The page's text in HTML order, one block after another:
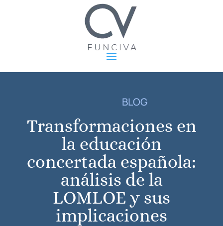
BLOG
Transformaciones en
la educación
concertada española:
análisis de la
LOMLOE y sus
implicaciones